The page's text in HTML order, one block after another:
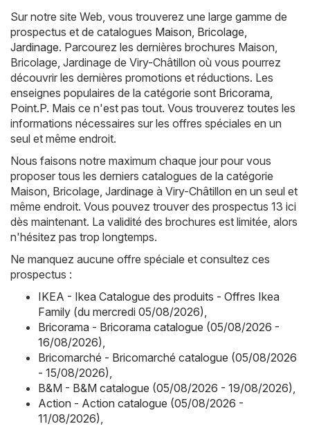
Sur notre site Web, vous trouverez une large gamme de
prospectus et de catalogues Maison, Bricolage,
Jardinage. Parcourez les dernières brochures Maison,
Bricolage, Jardinage de Viry-Châtillon où vous pourrez
découvrir les dernières promotions et réductions. Les
enseignes populaires de la catégorie sont Bricorama,
Point.P. Mais ce n'est pas tout. Vous trouverez toutes les
informations nécessaires sur les offres spéciales en un
seul et même endroit.
Nous faisons notre maximum chaque jour pour vous
proposer tous les derniers catalogues de la catégorie
Maison, Bricolage, Jardinage à Viry-Châtillon en un seul et
même endroit. Vous pouvez trouver des prospectus 13 ici
dès maintenant. La validité des brochures est limitée, alors
n'hésitez pas trop longtemps.
Ne manquez aucune offre spéciale et consultez ces
prospectus :
IKEA - Ikea Catalogue des produits - Offres Ikea
Family (du mercredi 05/08/2026),
Bricorama - Bricorama catalogue (05/08/2026 -
16/08/2026),
Bricomarché - Bricomarché catalogue (05/08/2026
- 15/08/2026),
B&M - B&M catalogue (05/08/2026 - 19/08/2026),
Action - Action catalogue (05/08/2026 -
11/08/2026),